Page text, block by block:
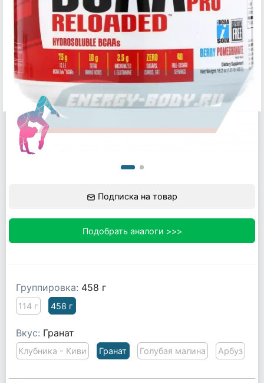
Подписка на товар
Подобрать аналоги >>>
Группировка: 458 г
114 г 458 г
Вкус: Гранат
Клубника - Киви Гранат Голубая малина Арбуз